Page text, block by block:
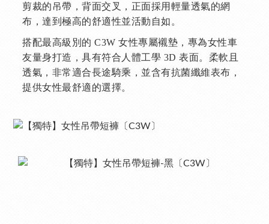
剪裁的吊帶，背面交叉，正面採用輕量透氣的網
布，達到極高的舒適性並活動自如。
搭配最高級別的 C3W 女性專屬襯墊，專為女性車
友量身打造，具有符合人體工學 3D 表面。柔軟且
透氣，非常適合長途騎乘，並含有抗菌纖維表布，
提供女性最舒適的選擇。